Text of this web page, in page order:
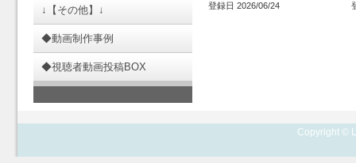
↓【その他】↓
◆動画制作事例
◆視聴者動画投稿BOX
登録日 2026/06/24
Copyright ©